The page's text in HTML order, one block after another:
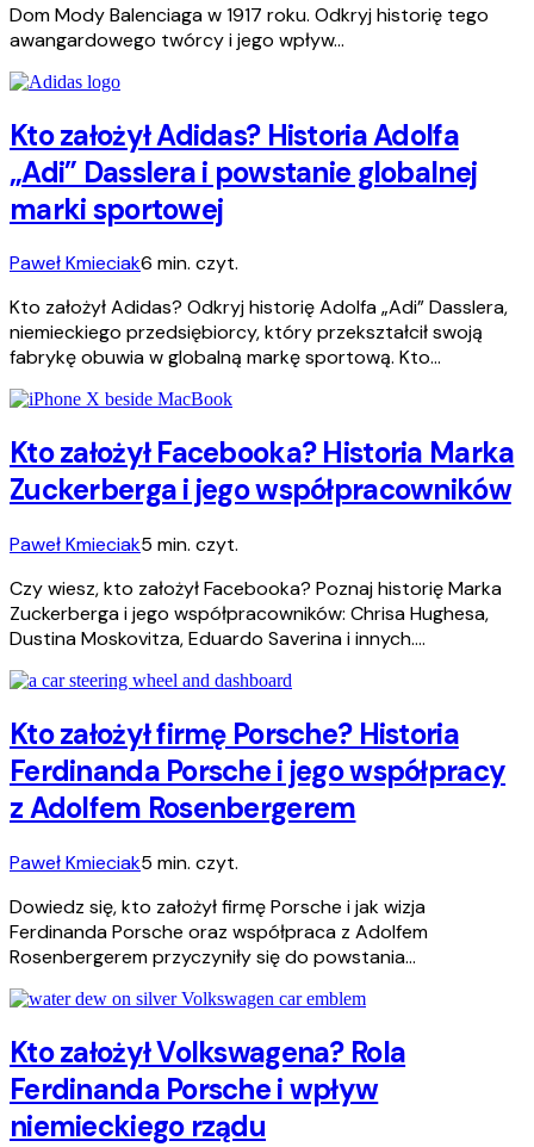
Dom Mody Balenciaga w 1917 roku. Odkryj historię tego
awangardowego twórcy i jego wpływ…
Kto założył Adidas? Historia Adolfa
„Adi” Dasslera i powstanie globalnej
marki sportowej
Paweł Kmieciak6 min. czyt.
Kto założył Adidas? Odkryj historię Adolfa „Adi” Dasslera,
niemieckiego przedsiębiorcy, który przekształcił swoją
fabrykę obuwia w globalną markę sportową. Kto…
Kto założył Facebooka? Historia Marka
Zuckerberga i jego współpracowników
Paweł Kmieciak5 min. czyt.
Czy wiesz, kto założył Facebooka? Poznaj historię Marka
Zuckerberga i jego współpracowników: Chrisa Hughesa,
Dustina Moskovitza, Eduardo Saverina i innych.…
Kto założył firmę Porsche? Historia
Ferdinanda Porsche i jego współpracy
z Adolfem Rosenbergerem
Paweł Kmieciak5 min. czyt.
Dowiedz się, kto założył firmę Porsche i jak wizja
Ferdinanda Porsche oraz współpraca z Adolfem
Rosenbergerem przyczyniły się do powstania…
Kto założył Volkswagena? Rola
Ferdinanda Porsche i wpływ
niemieckiego rządu